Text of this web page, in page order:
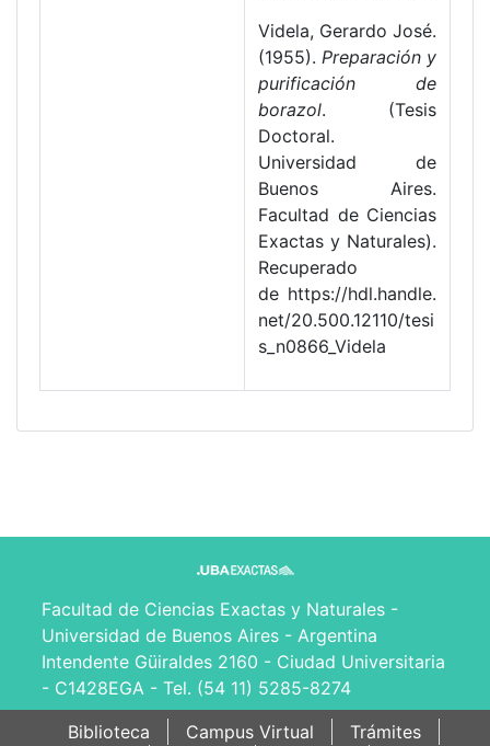
Videla, Gerardo José.
(1955). Preparación y
purificación de
borazol. (Tesis
Doctoral.
Universidad de
Buenos Aires.
Facultad de Ciencias
Exactas y Naturales).
Recuperado
de https://hdl.handle.
net/20.500.12110/tesi
s_n0866_Videla
Facultad de Ciencias Exactas y Naturales -
Universidad de Buenos Aires - Argentina
Intendente Güiraldes 2160 - Ciudad Universitaria
- C1428EGA - Tel. (54 11) 5285-8274
Biblioteca
Campus Virtual Trámites